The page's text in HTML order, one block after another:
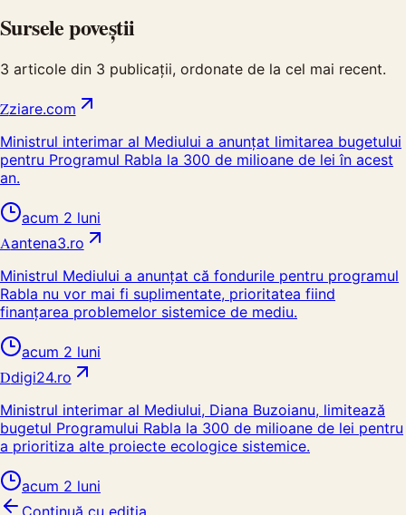
Sursele poveștii
3 articole din 3 publicații, ordonate de la cel mai recent.
Zziare.com
Ministrul interimar al Mediului a anunțat limitarea bugetului
pentru Programul Rabla la 300 de milioane de lei în acest
an.
acum 2 luni
Aantena3.ro
Ministrul Mediului a anunțat că fondurile pentru programul
Rabla nu vor mai fi suplimentate, prioritatea fiind
finanțarea problemelor sistemice de mediu.
acum 2 luni
Ddigi24.ro
Ministrul interimar al Mediului, Diana Buzoianu, limitează
bugetul Programului Rabla la 300 de milioane de lei pentru
a prioritiza alte proiecte ecologice sistemice.
acum 2 luni